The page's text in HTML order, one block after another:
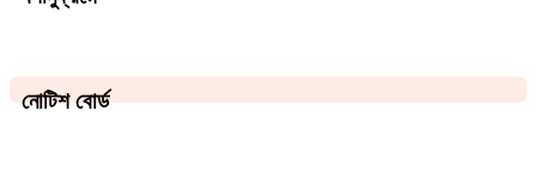
নোটিশ বোর্ড